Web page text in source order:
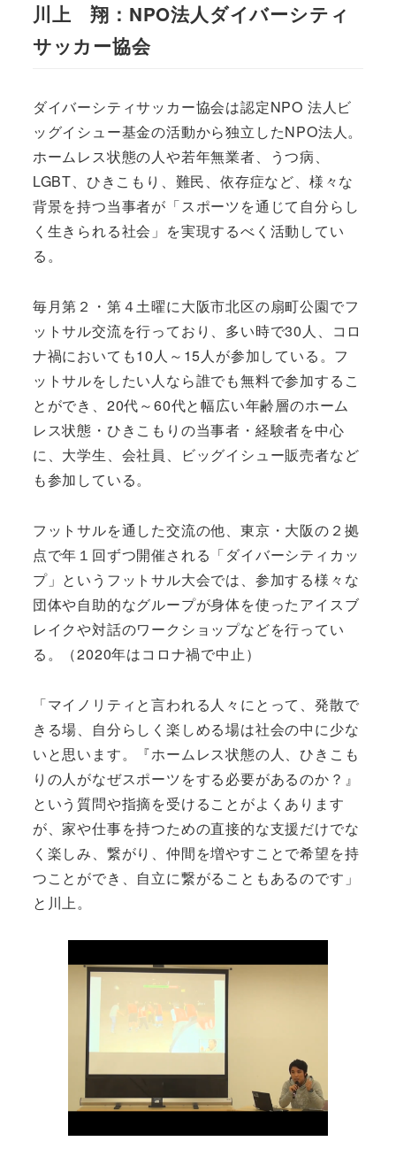
川上 翔：NPO法人ダイバーシティ
サッカー協会
ダイバーシティサッカー協会は認定NPO 法人ビ
ッグイシュー基金の活動から独立したNPO法人。
ホームレス状態の人や若年無業者、うつ病、
LGBT、ひきこもり、難民、依存症など、様々な
背景を持つ当事者が「スポーツを通じて自分らし
く生きられる社会」を実現するべく活動してい
る。
毎月第２・第４土曜に大阪市北区の扇町公園でフ
ットサル交流を行っており、多い時で30人、コロ
ナ禍においても10人～15人が参加している。フ
ットサルをしたい人なら誰でも無料で参加するこ
とができ、20代～60代と幅広い年齢層のホーム
レス状態・ひきこもりの当事者・経験者を中心
に、大学生、会社員、ビッグイシュー販売者など
も参加している。
フットサルを通した交流の他、東京・大阪の２拠
点で年１回ずつ開催される「ダイバーシティカッ
プ」というフットサル大会では、参加する様々な
団体や自助的なグループが身体を使ったアイスブ
レイクや対話のワークショップなどを行ってい
る。（2020年はコロナ禍で中止）
「マイノリティと言われる人々にとって、発散で
きる場、自分らしく楽しめる場は社会の中に少な
いと思います。『ホームレス状態の人、ひきこも
りの人がなぜスポーツをする必要があるのか？』
という質問や指摘を受けることがよくあります
が、家や仕事を持つための直接的な支援だけでな
く楽しみ、繋がり、仲間を増やすことで希望を持
つことができ、自立に繋がることもあるのです」
と川上。